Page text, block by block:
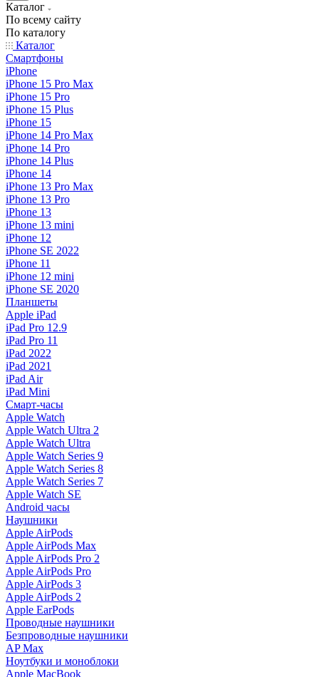
Каталог
По всему сайту
По каталогу
Каталог
Смартфоны
iPhone
iPhone 15 Pro Max
iPhone 15 Pro
iPhone 15 Plus
iPhone 15
iPhone 14 Pro Max
iPhone 14 Pro
iPhone 14 Plus
iPhone 14
iPhone 13 Pro Max
iPhone 13 Pro
iPhone 13
iPhone 13 mini
iPhone 12
iPhone SE 2022
iPhone 11
iPhone 12 mini
iPhone SE 2020
Планшеты
Apple iPad
iPad Pro 12.9
iPad Pro 11
iPad 2022
iPad 2021
iPad Air
iPad Mini
Смарт-часы
Apple Watch
Apple Watch Ultra 2
Apple Watch Ultra
Apple Watch Series 9
Apple Watch Series 8
Apple Watch Series 7
Apple Watch SE
Android часы
Наушники
Apple AirPods
Apple AirPods Max
Apple AirPods Pro 2
Apple AirPods Pro
Apple AirPods 3
Apple AirPods 2
Apple EarPods
Проводные наушники
Безпроводные наушники
AP Max
Ноутбуки и моноблоки
Apple MacBook